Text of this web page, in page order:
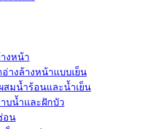
งหน้า
างล้างหน้าแบบเย็น
สมน้ำร้อนและน้ำเย็น
บน้ำและฝักบัว
อน